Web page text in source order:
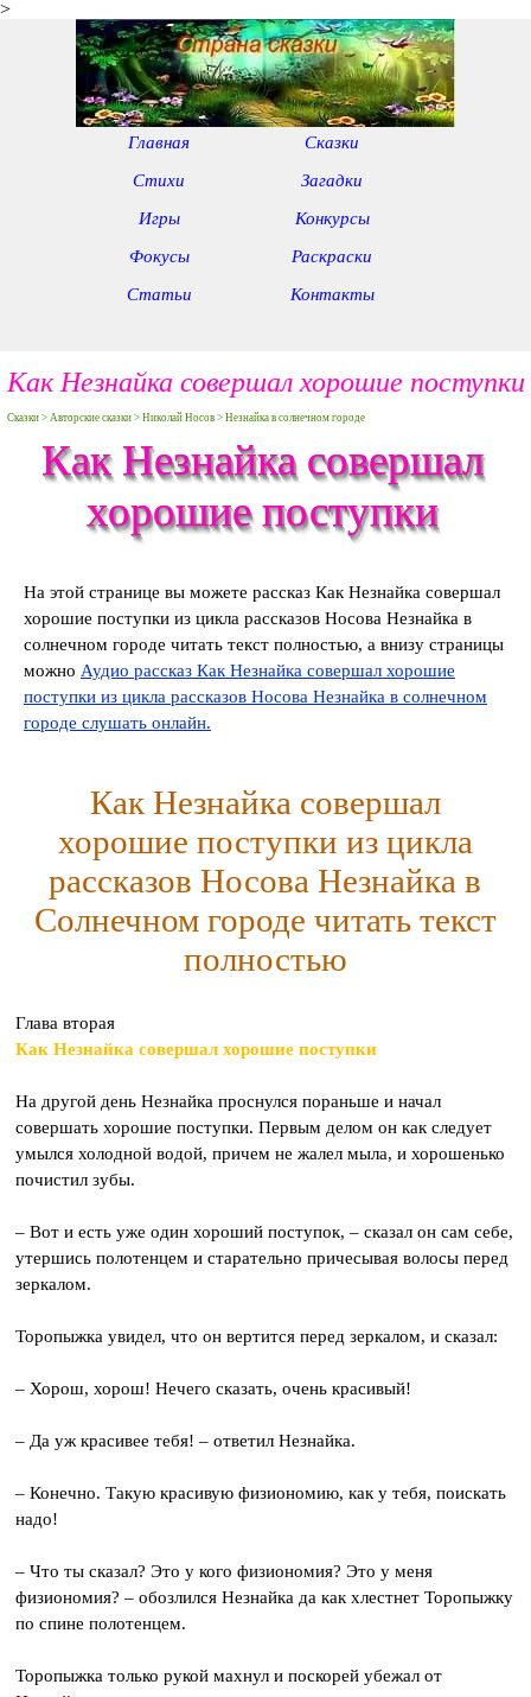
>
Главная
Сказки
Стихи
Загадки
Игры
Конкурсы
Фокусы
Раскраски
Статьи
Контакты
Как Незнайка совершал хорошие поступки
Сказки > Авторские сказки > Николай Носов > Незнайка в солнечном городе
Как Незнайка совершал
хорошие поступки
На этой странице вы можете рассказ Как Незнайка совершал
хорошие поступки из цикла рассказов Носова Незнайка в
солнечном городе читать текст полностью, а внизу страницы
можно Аудио рассказ Как Незнайка совершал хорошие
поступки из цикла рассказов Носова Незнайка в солнечном
городе слушать онлайн.
Как Незнайка совершал
хорошие поступки из цикла
рассказов Носова Незнайка в
Солнечном городе читать текст
полностью
Глава вторая
Как Незнайка совершал хорошие поступки
На другой день Незнайка проснулся пораньше и начал
совершать хорошие поступки. Первым делом он как следует
умылся холодной водой, причем не жалел мыла, и хорошенько
почистил зубы.
– Вот и есть уже один хороший поступок, – сказал он сам себе,
утершись полотенцем и старательно причесывая волосы перед
зеркалом.
Торопыжка увидел, что он вертится перед зеркалом, и сказал:
– Хорош, хорош! Нечего сказать, очень красивый!
– Да уж красивее тебя! – ответил Незнайка.
– Конечно. Такую красивую физиономию, как у тебя, поискать
надо!
– Что ты сказал? Это у кого физиономия? Это у меня
физиономия? – обозлился Незнайка да как хлестнет Торопыжку
по спине полотенцем.
Торопыжка только рукой махнул и поскорей убежал от